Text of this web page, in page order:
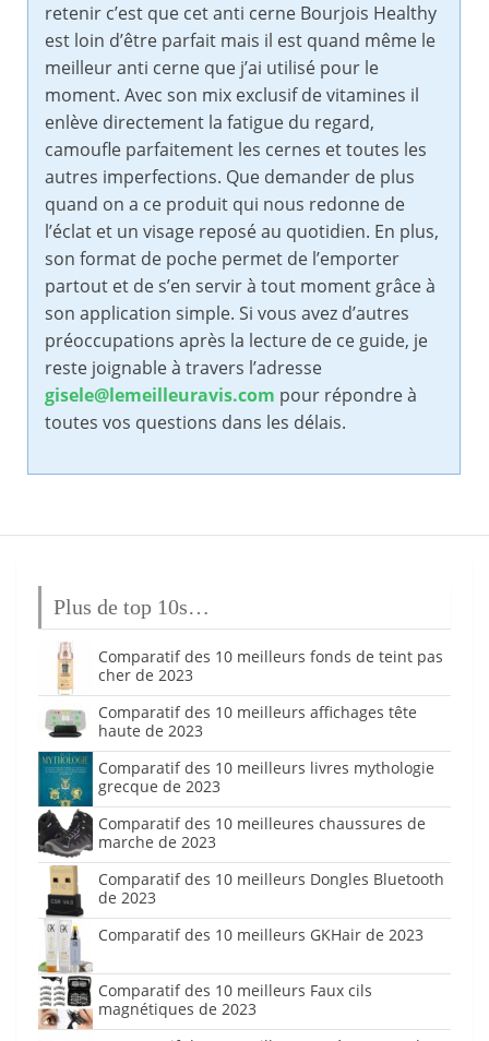
retenir c’est que cet anti cerne Bourjois Healthy
est loin d’être parfait mais il est quand même le
meilleur anti cerne que j’ai utilisé pour le
moment. Avec son mix exclusif de vitamines il
enlève directement la fatigue du regard,
camoufle parfaitement les cernes et toutes les
autres imperfections. Que demander de plus
quand on a ce produit qui nous redonne de
l’éclat et un visage reposé au quotidien. En plus,
son format de poche permet de l’emporter
partout et de s’en servir à tout moment grâce à
son application simple. Si vous avez d’autres
préoccupations après la lecture de ce guide, je
reste joignable à travers l’adresse
gisele@lemeilleuravis.com pour répondre à
toutes vos questions dans les délais.
Plus de top 10s…
Comparatif des 10 meilleurs fonds de teint pas
cher de 2023
Comparatif des 10 meilleurs affichages tête
haute de 2023
Comparatif des 10 meilleurs livres mythologie
grecque de 2023
Comparatif des 10 meilleures chaussures de
marche de 2023
Comparatif des 10 meilleurs Dongles Bluetooth
de 2023
Comparatif des 10 meilleurs GKHair de 2023
Comparatif des 10 meilleurs Faux cils
magnétiques de 2023